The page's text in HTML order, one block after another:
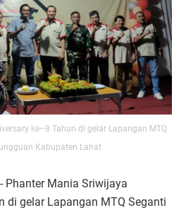
ke–8 Tahun di gelar Lapangan MTQ
Kabupaten Lahat
- Phanter Mania Sriwijaya
di gelar Lapangan MTQ Seganti